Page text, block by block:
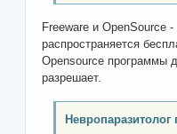
Freeware и OpenSource
распространяется
Opensource программы
разрешает.
Невропаразитолог